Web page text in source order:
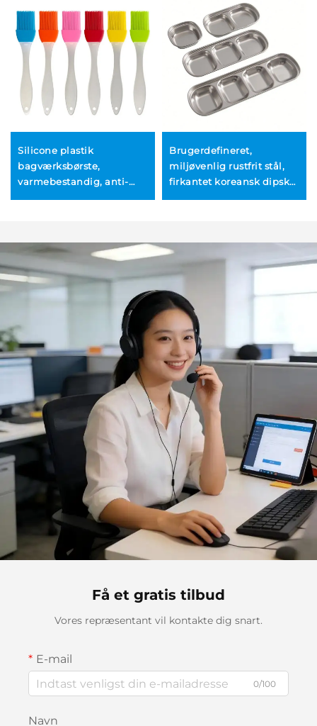
Silicone plastik
bagværksbørste,
varmebestandig, anti-
påføring af saucer i
køkkenet
Brugerdefineret,
miljøvenlig rustfrit stål,
firkantet koreansk dipskål
– 100 stk.
Få et gratis tilbud
Vores repræsentant vil kontakte dig snart.
E-mail
0/100
Navn